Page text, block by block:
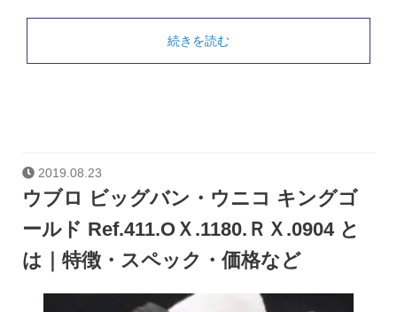
続きを読む
2019.08.23
ウブロ ビッグバン・ウニコ キングゴ
ールド Ref.411.OＸ.1180.ＲＸ.0904 と
は｜特徴・スペック・価格など